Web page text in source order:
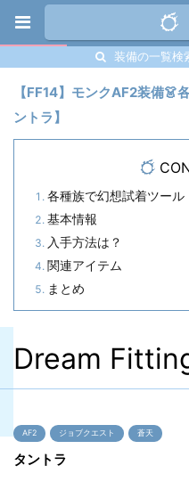
装備の一覧検
【FF14】モンクAF2装備👗
ントラ】
各種族で幻想試着ツール
基本情報
入手方法は？
関連アイテム
まとめ
Dream
AF2 ジョブクエスト 蒼天
タントラ